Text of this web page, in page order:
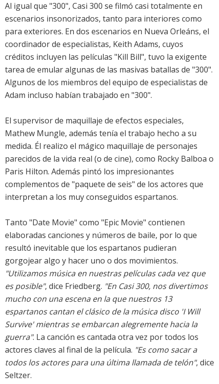
Al igual que "300", Casi 300 se filmó casi totalmente en
escenarios insonorizados, tanto para interiores como
para exteriores. En dos escenarios en Nueva Orleáns, el
coordinador de especialistas, Keith Adams, cuyos
créditos incluyen las películas "Kill Bill", tuvo la exigente
tarea de emular algunas de las masivas batallas de "300".
Algunos de los miembros del equipo de especialistas de
Adam incluso habían trabajado en "300".
El supervisor de maquillaje de efectos especiales,
Mathew Mungle, además tenía el trabajo hecho a su
medida. Él realizo el mágico maquillaje de personajes
parecidos de la vida real (o de cine), como Rocky Balboa o
Paris Hilton. Además pintó los impresionantes
complementos de "paquete de seis" de los actores que
interpretan a los muy conseguidos espartanos.
Tanto "Date Movie" como "Epic Movie" contienen
elaboradas canciones y números de baile, por lo que
resultó inevitable que los espartanos pudieran
gorgojear algo y hacer uno o dos movimientos.
"Utilizamos música en nuestras películas cada vez que
es posible", dice Friedberg. "En Casi 300, nos divertimos
mucho con una escena en la que nuestros 13
espartanos cantan el clásico de la música disco 'I Will
Survive' mientras se embarcan alegremente hacia la
guerra". La canción es cantada otra vez por todos los
actores claves al final de la película. "Es como sacar a
todos los actores para una última llamada de telón", dice
Seltzer.